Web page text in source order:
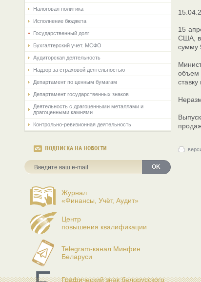
Налоговая политика
Исполнение бюджета
Государственный долг
Бухгалтерский учет. МСФО
Аудиторская деятельность
Надзор за страховой деятельностью
Департамент по ценным бумагам
Департамент государственных знаков
Деятельность с драгоценными металлами и
драгоценными камнями
Контрольно-ревизионная деятельность
ПОДПИСКА НА НОВОСТИ
OK
Журнал
«Финансы, Учёт, Аудит»
Центр
повышения квалификации
Telegram-канал Минфин
Беларуси
Графический знак белорусского
15
США,
сумму
объем